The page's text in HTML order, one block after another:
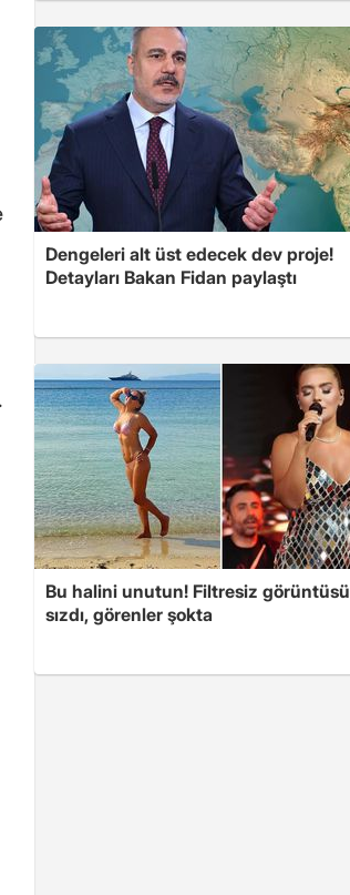
Dengeleri alt üst edecek dev proje!
Detayları Bakan Fidan paylaştı
Bu halini unutun! Filtresiz görüntüsü
sızdı, görenler şokta